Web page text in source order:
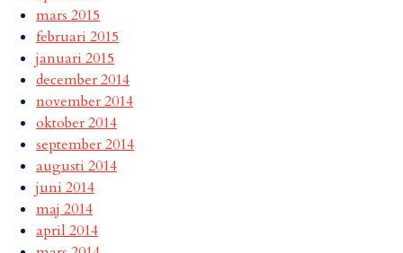
mars 2015
februari 2015
januari 2015
december 2014
november 2014
oktober 2014
september 2014
augusti 2014
juni 2014
maj 2014
april 2014